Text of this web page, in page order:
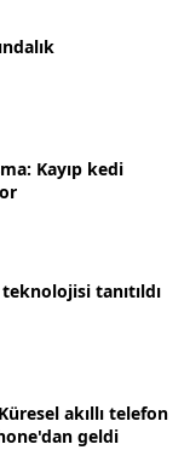
Kayıp kedi
tanıtıldı
akıllı telefon
geldi